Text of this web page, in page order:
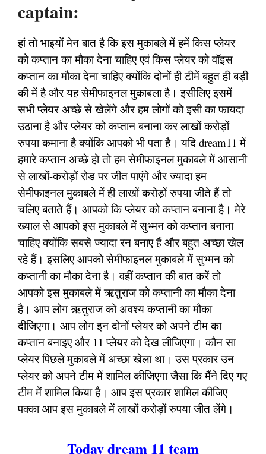
captain:
हां तो भाइयों मेन बात है कि इस मुकाबले में हमें किस प्लेयर
को कप्तान का मौका देना चाहिए एवं किस प्लेयर को वॉइस
कप्तान का मौका देना चाहिए क्योंकि दोनों ही टीमें बहुत ही बड़ी
की में है और यह सेमीफाइनल मुकाबला है। इसीलिए इसमें
सभी प्लेयर अच्छे से खेलेंगे और हम लोगों को इसी का फायदा
उठाना है और प्लेयर को कप्तान बनाना कर लाखों करोड़ों
रुपया कमाना है क्योंकि आपको भी पता है। यदि dream11 में
हमारे कप्तान अच्छे हो तो हम सेमीफाइनल मुकाबले में आसानी
से लाखों-करोड़ों रोड पर जीत पाएंगे और ज्यादा हम
सेमीफाइनल मुकाबले में ही लाखों करोड़ों रुपया जीते हैं तो
चलिए बताते हैं। आपको कि प्लेयर को कप्तान बनाना है। मेरे
ख्याल से आपको इस मुकाबले में सुभ्मन को कप्तान बनाना
चाहिए क्योंकि सबसे ज्यादा रन बनाए हैं और बहुत अच्छा खेल
रहे हैं। इसलिए आपको सेमीफाइनल मुकाबले में सुभ्मन को
कप्तानी का मौका देना है। वहीं कप्तान की बात करें तो
आपको इस मुकाबले में ऋतुराज को कप्तानी का मौका देना
है। आप लोग ऋतुराज को अवश्य कप्तानी का मौका
दीजिएगा। आप लोग इन दोनों प्लेयर को अपने टीम का
कप्तान बनाइए और 11 प्लेयर को देख लीजिएगा। कौन सा
प्लेयर पिछले मुकाबले में अच्छा खेला था। उस प्रकार उन
प्लेयर को अपने टीम में शामिल कीजिएगा जैसा कि मैंने दिए गए
टीम में शामिल किया है। आप इस प्रकार शामिल कीजिए
पक्का आप इस मुकाबले में लाखों करोड़ों रुपया जीत लेंगे।
Today dream 11 team